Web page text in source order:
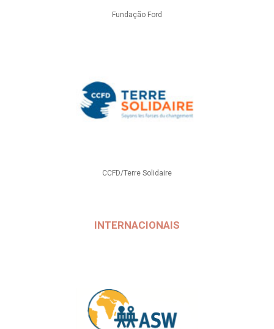
Fundação Ford
CCFD/Terre Solidaire
INTERNACIONAIS